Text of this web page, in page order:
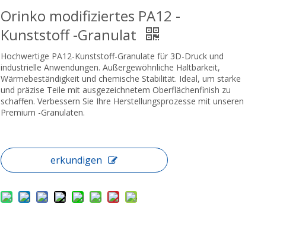
Orinko modifiziertes PA12 -
Kunststoff -Granulat
Hochwertige PA12-Kunststoff-Granulate für 3D-Druck und
industrielle Anwendungen. Außergewöhnliche Haltbarkeit,
Wärmebeständigkeit und chemische Stabilität. Ideal, um starke
und präzise Teile mit ausgezeichnetem Oberflächenfinish zu
schaffen. Verbessern Sie Ihre Herstellungsprozesse mit unseren
Premium -Granulaten.
erkundigen